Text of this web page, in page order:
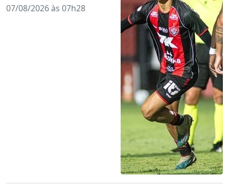
07/08/2026 às 07h28